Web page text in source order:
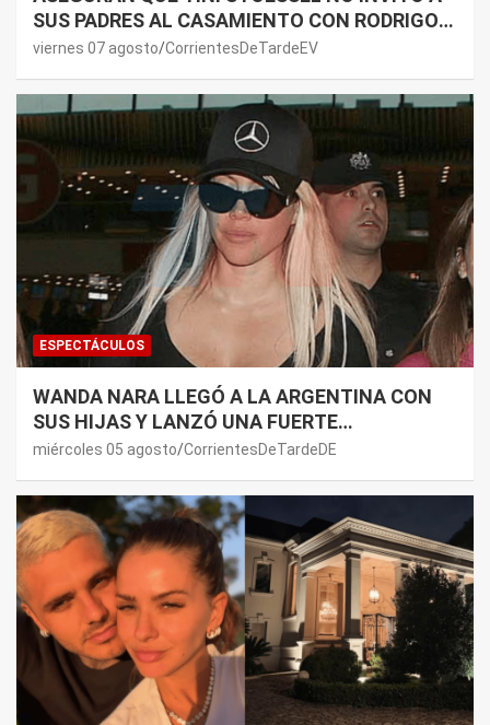
SUS PADRES AL CASAMIENTO CON RODRIGO
DE PAUL: LOS MOTIVOS
viernes 07 agosto CorrientesDeTardeEV
ESPECTÁCULOS
WANDA NARA LLEGÓ A LA ARGENTINA CON
SUS HIJAS Y LANZÓ UNA FUERTE
PREMONICIÓN SOBRE MAURO ICARDI
miércoles 05 agosto CorrientesDeTardeDE